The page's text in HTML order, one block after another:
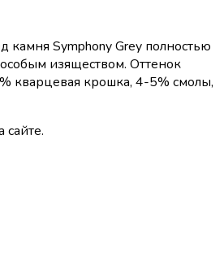
камня Symphony Grey полностью
изяществом. Оттенок
кварцевая крошка, 4-5% смолы,
сайте.